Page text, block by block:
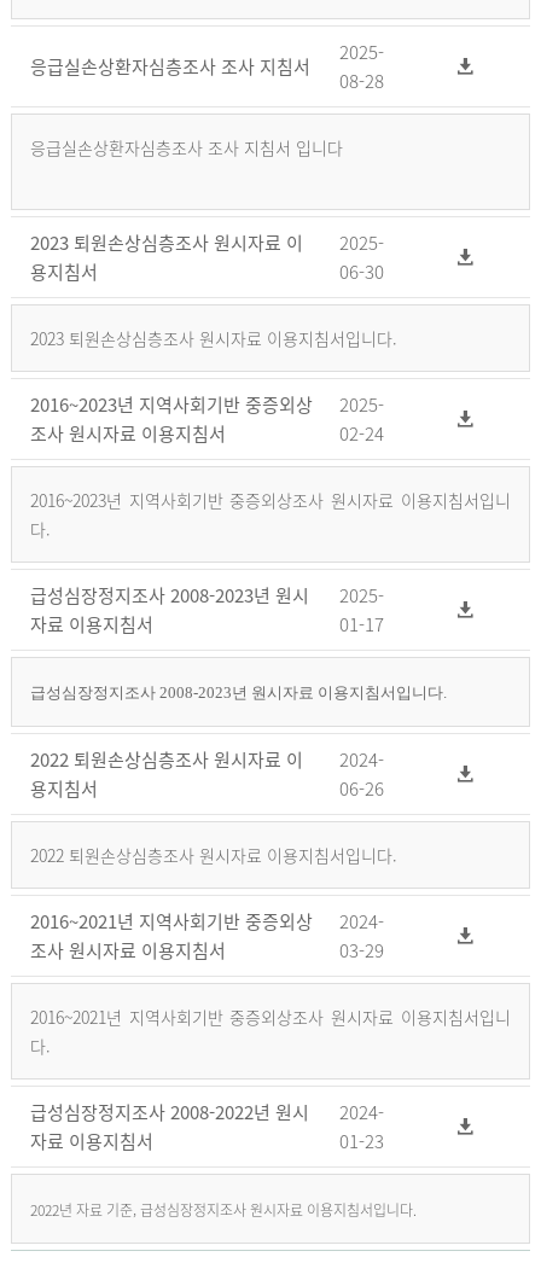
응급실손상환자심층조사 조사 지침서
2025-
08-28
응급실손상환자심층조사 조사 지침서 입니다
2023 퇴원손상심층조사 원시자료 이
용지침서
2025-
06-30
2023 퇴원손상심층조사 원시자료 이용지침서입니다.
2016~2023년 지역사회기반 중증외상
조사 원시자료 이용지침서
2025-
02-24
2016~2023년 지역사회기반 중증외상조사 원시자료 이용지침서입니
다.
급성심장정지조사 2008-2023년 원시
자료 이용지침서
2025-
01-17
급성심장정지조사 2008-2023년 원시자료 이용지침서입니다.
2022 퇴원손상심층조사 원시자료 이
용지침서
2024-
06-26
2022 퇴원손상심층조사 원시자료 이용지침서입니다.
2016~2021년 지역사회기반 중증외상
조사 원시자료 이용지침서
2024-
03-29
2016~2021년 지역사회기반 중증외상조사 원시자료 이용지침서입니
다.
급성심장정지조사 2008-2022년 원시
자료 이용지침서
2024-
01-23
2022년 자료 기준, 급성심장정지조사 원시자료 이용지침서입니다.